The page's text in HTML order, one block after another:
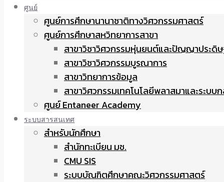
ศูนย์
ศูนย์การศึกษานานาชาติทางวิศวกรรมศาสตร์
ศูนย์การศึกษาสหวิทยาการสาขา
สาขาวิชาวิศวกรรมหุ่นยนต์และปัญญาประดิ
สาขาวิชาวิศวกรรมบูรณาการ
สาขาวิทยาการข้อมูล
สาขาวิศวกรรมเทคโนโลยีพลาสมาและระบบ
ศูนย์ Entaneer Academy
ระบบสารสนเทศ
สำหรับนักศึกษา
สำนักทะเบียน มช.
CMU SIS
ระบบบัณฑิตศึกษาคณะวิศวกรรมศาสตร์